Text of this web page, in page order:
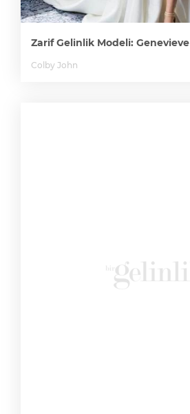
Zarif Gelinlik Modeli: Genevieve
Colby John